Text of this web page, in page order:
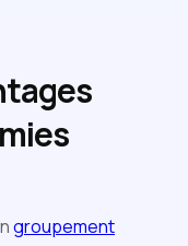
groupement